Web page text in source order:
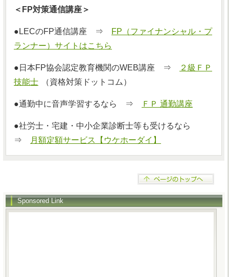
＜FP対策通信講座＞
●LECのFP通信講座 ⇒
FP（ファイナンシャル・プ
ランナー）サイトはこちら
●日本FP協会認定教育機関のWEB講座 ⇒
２級ＦＰ
技能士
（資格対策ドットコム）
●通勤中に音声学習するなら ⇒ ＦＰ 通勤講座
●社労士・宅建・中小企業診断士等も受けるなら
⇒
月額定額サービス【ウケホーダイ】
Sponsored Link